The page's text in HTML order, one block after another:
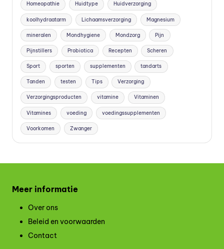
Homeopathie Huidtype Huidverzorging
koolhydraatarm Lichaamsverzorging Magnesium
mineralen Mondhygiene Mondzorg Pijn
Pijnstillers Probiotica Recepten Scheren
Sport sporten supplementen tandarts
Tanden testen Tips Verzorging
Verzorgingsproducten vitamine Vitaminen
Vitamines voeding voedingssupplementen
Voorkomen Zwanger
Meer informatie
Over ons
Beleid en voorwaarden
Contact